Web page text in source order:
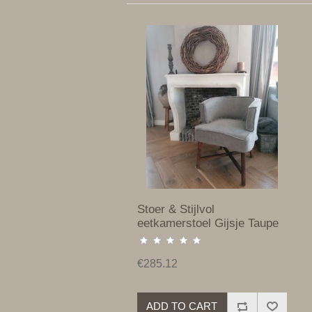
Stoer & Stijlvol
eetkamerstoel Gijsje Taupe
€285.12
ADD TO CART